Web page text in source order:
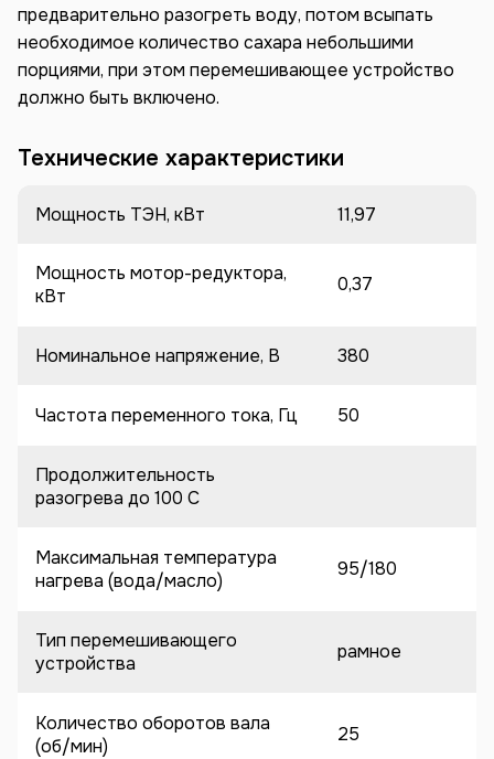
предварительно разогреть воду, потом всыпать
необходимое количество сахара небольшими
порциями, при этом перемешивающее устройство
должно быть включено.
Технические характеристики
Мощность ТЭН, кВт 11,97
Мощность мотор-редуктора,
кВт
0,37
Номинальное напряжение, В 380
Частота переменного тока, Гц 50
Продолжительность
разогрева до 100 C
Максимальная температура
нагрева (вода/масло)
95/180
Тип перемешивающего
устройства
рамное
Количество оборотов вала
(об/мин)
25